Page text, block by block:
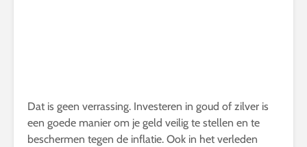
Dat is geen verrassing. Investeren in goud of zilver is
een goede manier om je geld veilig te stellen en te
beschermen tegen de inflatie. Ook in het verleden